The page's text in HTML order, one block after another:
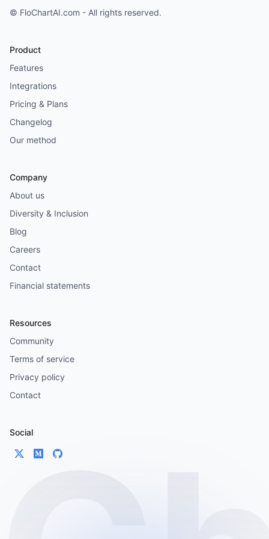
© FloChartAI.com - All rights reserved.
Product
Features
Integrations
Pricing & Plans
Changelog
Our method
Company
About us
Diversity & Inclusion
Blog
Careers
Contact
Financial statements
Resources
Community
Terms of service
Privacy policy
Contact
Social